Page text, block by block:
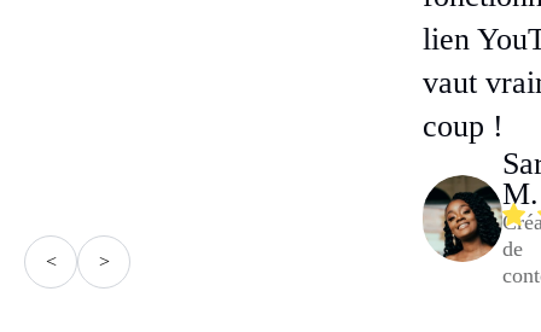
< >
lien
vaut
coup !
M.
de